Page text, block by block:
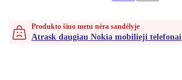
Produkto šiuo metu nėra sandėlyje
Atrask daugiau Nokia mobilieji telefonai